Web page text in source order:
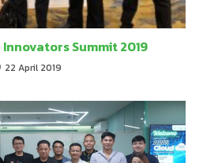
Summit 2019
22 April 2019